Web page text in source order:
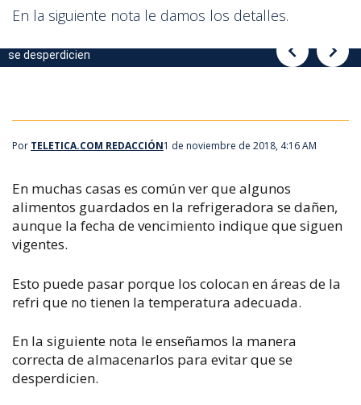
En la siguiente nota le damos los detalles.
se desperdicien
se desperdicien
Por TELETICA.COM REDACCIÓN1 de noviembre de 2018, 4:16 AM
En muchas casas es común ver que algunos
alimentos guardados en la refrigeradora se dañen,
aunque la fecha de vencimiento indique que siguen
vigentes.
Esto puede pasar porque los colocan en áreas de la
refri que no tienen la temperatura adecuada.
En la siguiente nota le enseñamos la manera
correcta de almacenarlos para evitar que se
desperdicien.